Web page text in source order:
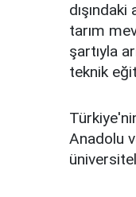
tarım
şartıyla
teknik
Anadolu